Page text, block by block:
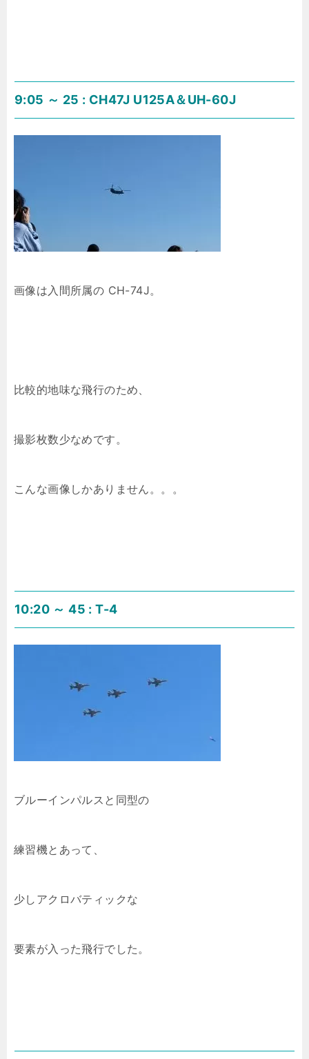
9:05 ～ 25 : CH47J U125A＆UH-60J
画像は入間所属の CH-74J。
比較的地味な飛行のため、
撮影枚数少なめです。
こんな画像しかありません。。。
10:20 ～ 45 : T-4
ブルーインパルスと同型の
練習機とあって、
少しアクロバティックな
要素が入った飛行でした。